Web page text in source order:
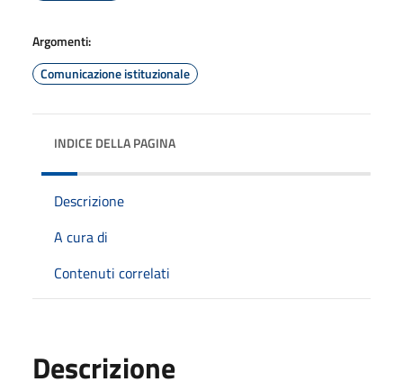
Argomenti:
Comunicazione istituzionale
INDICE DELLA PAGINA
Descrizione
A cura di
Contenuti correlati
Descrizione